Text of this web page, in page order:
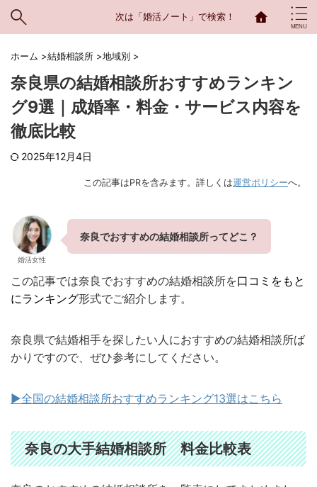
次は「婚活ノート」で検索！
ホーム >結婚相談所 >地域別 >
奈良県の結婚相談所おすすめランキン
グ9選｜成婚率・料金・サービス内容を
徹底比較
2025年12月4日
この記事はPRを含みます。詳しくは運営ポリシーへ。
婚活女性
奈良でおすすめの結婚相談所ってどこ？
この記事では奈良でおすすめの結婚相談所を口コミをもと
にランキング形式でご紹介します。
奈良県で結婚相手を探したい人におすすめの結婚相談所ば
かりですので、ぜひ参考にしてください。
▶︎全国の結婚相談所おすすめランキング13選はこちら
奈良の大手結婚相談所 料金比較表